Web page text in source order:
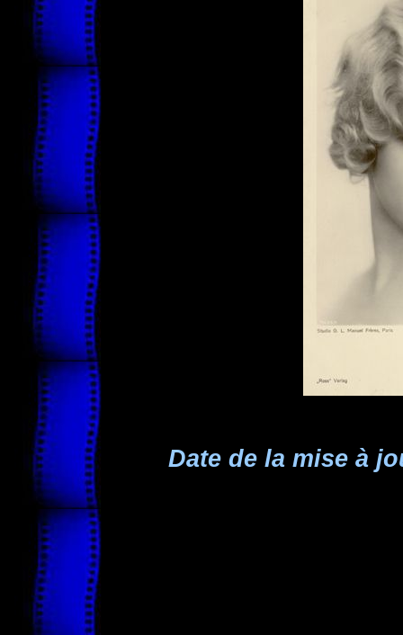
Date de la mise à